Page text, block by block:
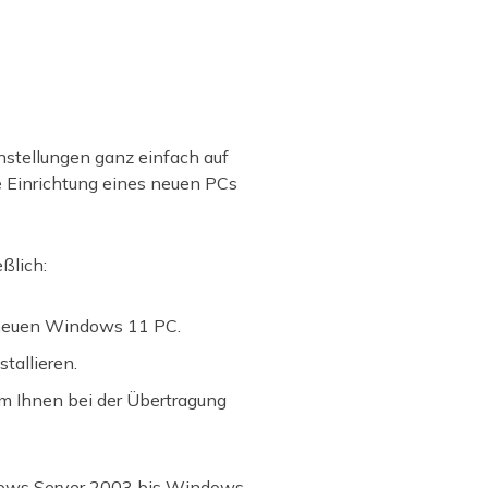
ganz einfach auf
eines neuen PCs
Windows 11 PC.
Ihnen bei der Übertragung